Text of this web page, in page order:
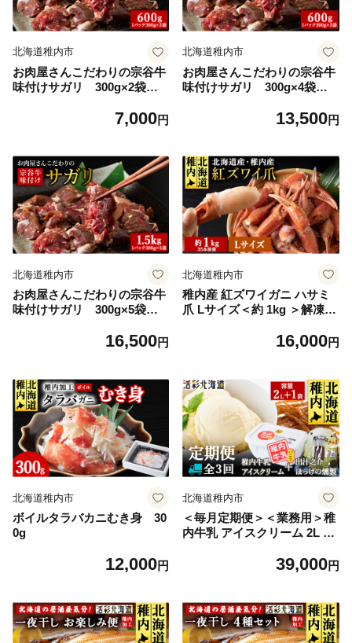
北海道稚内市
お肉屋さんこだわりの宗谷牛
味付けサガリ 300g×2袋
7,000円
北海道稚内市
お肉屋さんこだわりの宗谷牛
味付けサガリ 300g×4袋
13,500円
北海道稚内市
お肉屋さんこだわりの宗谷牛
味付けサガリ 300g×5袋
16,500円
北海道稚内市
稚内産 紅ズワイガニ ハサミ
爪 Lサイズ＜約 1kg ＞解凍す
ガニ ズワイ蟹 かに カニ 蟹
16,000円
北海道稚内市
ボイルタラバカニむき身 30
0g
12,000円
北海道稚内市
＜毎月定期便＞＜業務用＞稚
内牛乳 アイスクリーム 2L と
39,000円